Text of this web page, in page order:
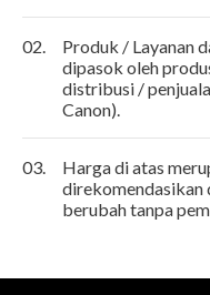
02.
Produk / Layanan
dipasok oleh
distribusi /
Canon).
03.
Harga di atas
direkomendasikan
berubah tanpa